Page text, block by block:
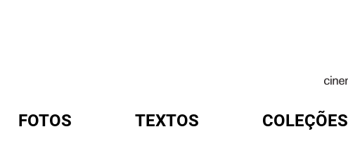
FOTOS TEXTOS COLEÇÕES